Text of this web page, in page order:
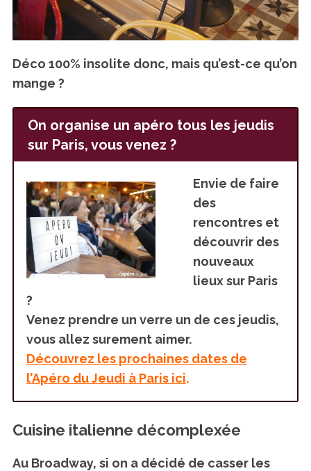
Déco 100% insolite donc, mais qu’est-ce qu’on
mange ?
On organise un apéro tous les jeudis
sur Paris, vous venez ?
Envie de faire
des
rencontres et
découvrir des
nouveaux
lieux sur Paris
?
Venez prendre un verre un de ces jeudis,
vous allez surement aimer.
Découvrez les prochaines dates de
l’Apéro du Jeudi à Paris ici.
Cuisine italienne décomplexée
Au Broadway, si on a décidé de casser les